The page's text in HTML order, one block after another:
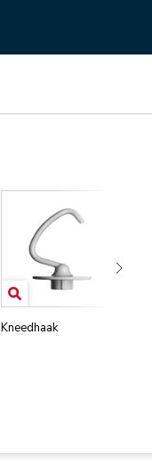
Kneedhaak